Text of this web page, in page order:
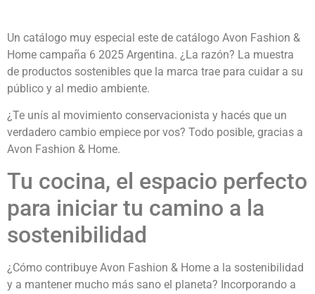
Un catálogo muy especial este de catálogo Avon Fashion &
Home campaña 6 2025 Argentina. ¿La razón? La muestra
de productos sostenibles que la marca trae para cuidar a su
público y al medio ambiente.
¿Te unís al movimiento conservacionista y hacés que un
verdadero cambio empiece por vos? Todo posible, gracias a
Avon Fashion & Home.
Tu cocina, el espacio perfecto
para iniciar tu camino a la
sostenibilidad
¿Cómo contribuye Avon Fashion & Home a la sostenibilidad
y a mantener mucho más sano el planeta? Incorporando a